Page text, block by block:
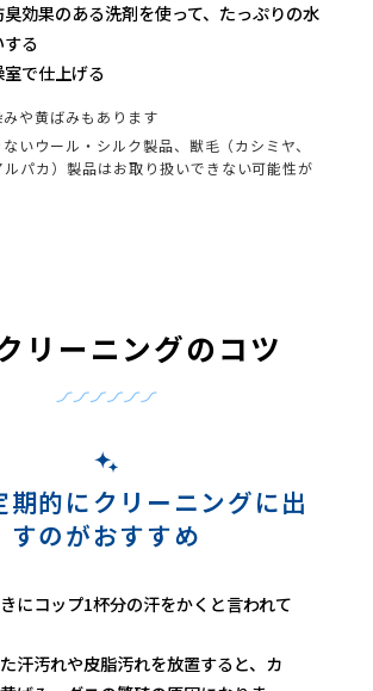
効果のある洗剤を使って、たっぷりの水
る
で仕上げる
や黄ばみもあります
いウール・シルク製品、獣毛（カシミヤ、
パカ）製品はお取り扱いできない可能性が
リーニングのコツ
期的にクリーニングに出
すのがおすすめ
にコップ1杯分の汗をかくと言われて
汗汚れや皮脂汚れを放置すると、カ